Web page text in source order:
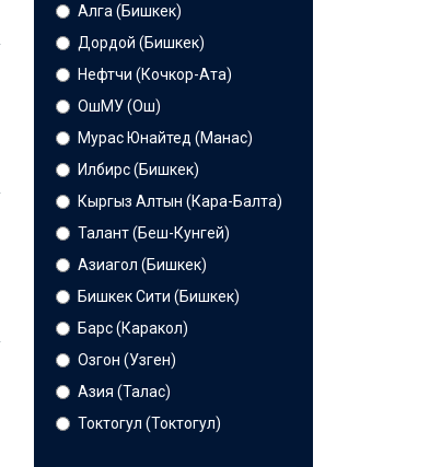
Алга (Бишкек)
Дордой (Бишкек)
Нефтчи (Кочкор-Ата)
ОшМУ (Ош)
Мурас Юнайтед (Манас)
Илбирс (Бишкек)
Кыргыз Алтын (Кара-Балта)
Талант (Беш-Кунгей)
Азиагол (Бишкек)
Бишкек Сити (Бишкек)
Барс (Каракол)
Озгон (Узген)
Азия (Талас)
Токтогул (Токтогул)